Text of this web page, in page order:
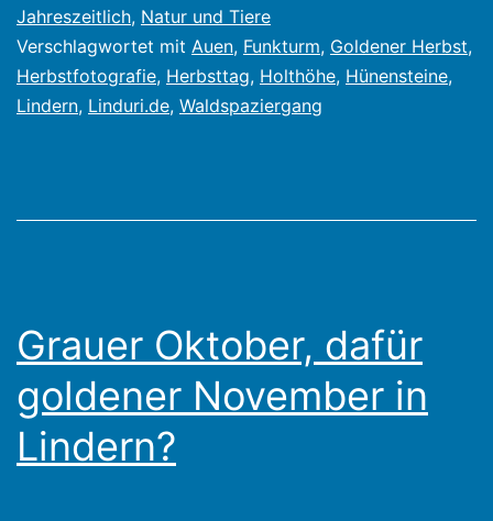
Lindern,
ist
„kein
goldener
Jahreszeitlich, Natur und Tiere
Verschlagwortet mit Auen, Funkturm, Goldener Herbst,
Herbstfotografie, Herbsttag, Holthöhe, Hünensteine,
Lindern, Linduri.de, Waldspaziergang
Grauer Oktober, dafür
goldener November in
Lindern?